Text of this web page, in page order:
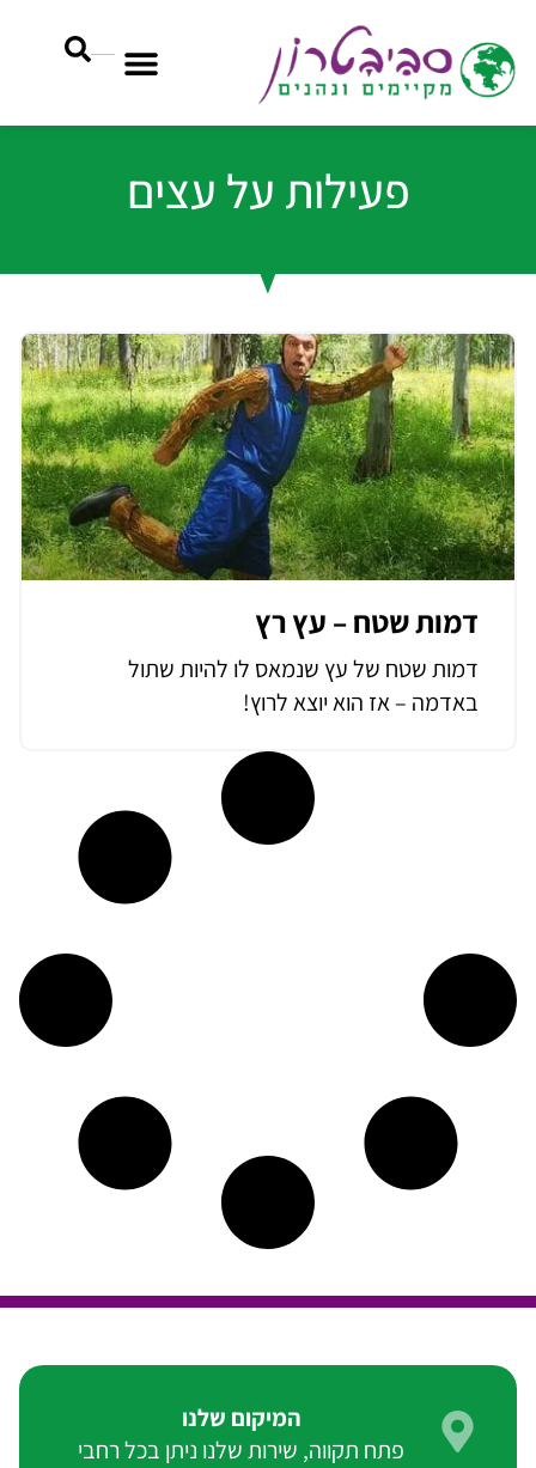
פעילות על עצים
דמות שטח – עץ רץ
דמות שטח של עץ שנמאס לו להיות שתול
באדמה – אז הוא יוצא לרוץ!
המיקום שלנו
פתח תקווה, שירות שלנו ניתן בכל רחבי